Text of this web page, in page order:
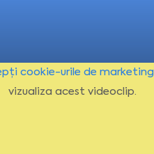
cookie-urile de marketing
vizualiza acest videoclip.